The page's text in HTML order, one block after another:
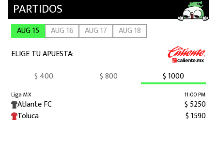
MEXICANOS EN EL EXTRANJERO
FUTBOL ESTUFA
FÓRMULA 1
LIGA MX